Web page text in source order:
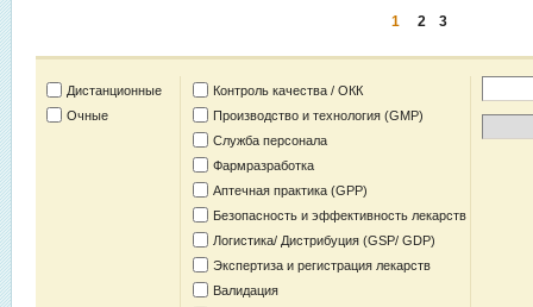
1 2 3
Дистанционные
Очные
Контроль качества / ОКК
Производство и технология (GMP)
Служба персонала
Фармразработка
Аптечная практика (GPP)
Безопасность и эффективность лекарств
Логистика/ Дистрибуция (GSP/ GDP)
Экспертиза и регистрация лекарств
Валидация